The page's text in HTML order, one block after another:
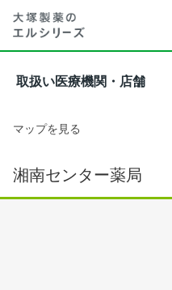
取扱い医療機関・店舗
マップを見る
湘南センター薬局